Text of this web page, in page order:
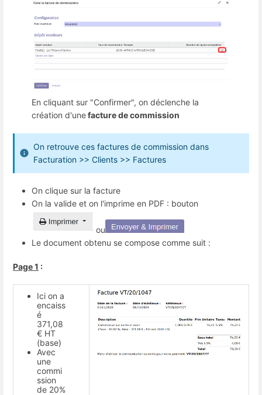
En cliquant sur "Confirmer", on déclenche la
création d'unefacture de commission
On retrouve ces factures de commission dans
Facturation >> Clients >> Factures
On clique sur la facture
On la valide et on l'imprime en PDF : bouton
ou
Le document obtenu se compose comme suit :
Page 1 :
Ici on a
encaiss
é
371,08
€ HT
(base)
Avec
une
commi
ssion
de 20%